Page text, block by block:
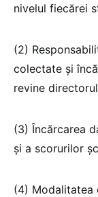
nivelul fiecărei
(2)
colectate și
revine
(3) Încărcarea
și a scorurilor
(4) Modalitatea